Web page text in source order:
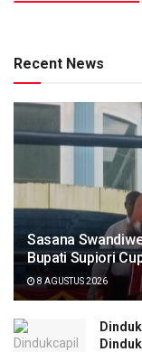
Recent News
Sasana
Bupati Supiori
8 AGUSTUS 2026